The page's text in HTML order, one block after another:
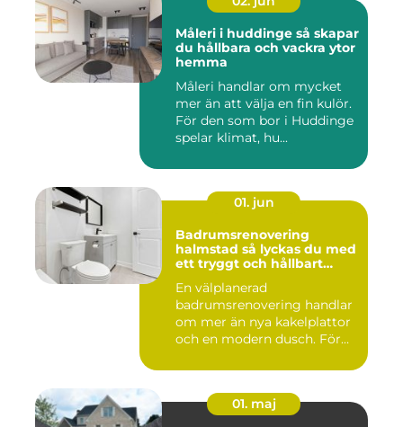
Måleri i huddinge så skapar
du hållbara och vackra ytor
hemma
Måleri handlar om mycket
mer än att välja en fin kulör.
För den som bor i Huddinge
spelar klimat, hu...
01. jun
Badrumsrenovering
halmstad så lyckas du med
ett tryggt och hållbart
En välplanerad
badrumsrenovering handlar
om mer än nya kakelplattor
och en modern dusch. För
01. maj